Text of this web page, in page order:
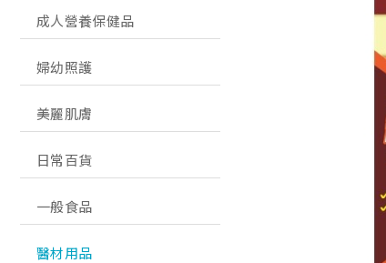
成人營養保健品
婦幼照護
美麗肌膚
日常百貨
一般食品
醫材用品